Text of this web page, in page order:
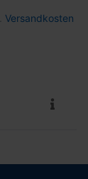
Versandkosten